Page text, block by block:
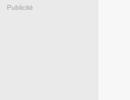
Publicité